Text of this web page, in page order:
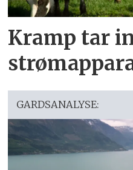
Kramp tar
GARDSANALYSE: